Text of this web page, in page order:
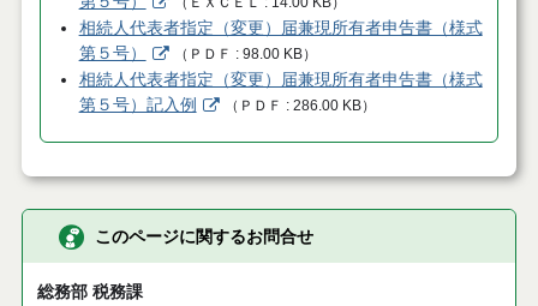
相続人代表者指定（変更）届兼現所有者申告書（様式
第５号）
（ ＰＤＦ 98.00 KB）
相続人代表者指定（変更）届兼現所有者申告書（様式
第５号）記入例
（ ＰＤＦ 286.00 KB）
このページに関するお問合せ
総務部 税務課